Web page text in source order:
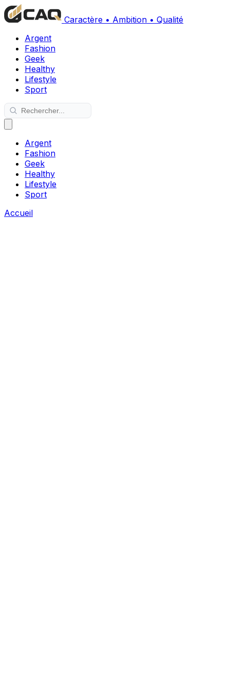
Caractère • Ambition • Qualité
Argent
Fashion
Geek
Healthy
Lifestyle
Sport
Argent
Fashion
Geek
Healthy
Lifestyle
Sport
Accueil